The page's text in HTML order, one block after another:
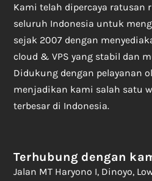
Kami telah dipercaya ratusan
seluruh Indonesia untuk
sejak 2007 dengan
cloud & VPS yang stabil dan
Didukung dengan pelayanan
menjadikan kami salah satu
terbesar di Indonesia.
Terhubung dengan
Jalan MT Haryono I, Dinoyo,